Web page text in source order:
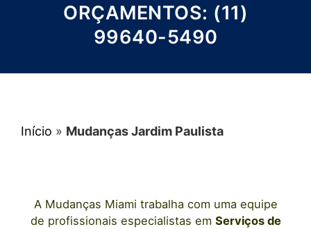
ORÇAMENTOS: (11)
99640-5490
Início » Mudanças Jardim Paulista
A Mudanças Miami trabalha com uma equipe
de profissionais especialistas em Serviços de